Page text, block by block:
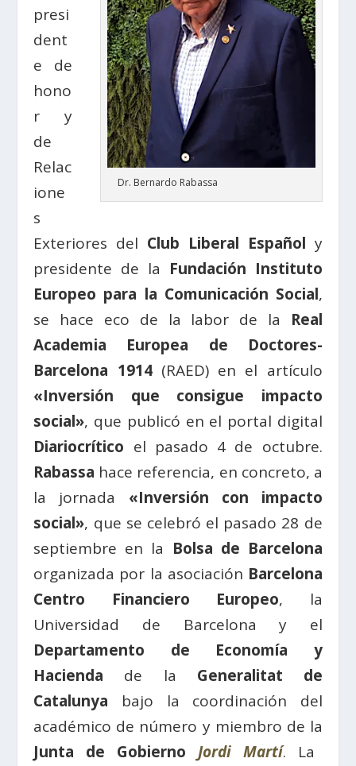
Dr. Bernardo Rabassa
presi
dent
e de
hono
r y
de
Relac
ione
s
Exteriores del Club Liberal Español y
presidente de la Fundación Instituto
Europeo para la Comunicación Social,
se hace eco de la labor de la Real
Academia Europea de Doctores-
Barcelona 1914(RAED) en el artículo
«Inversión que consigue impacto
social», que publicó en el portal digital
Diariocrítico el pasado 4 de octubre.
Rabassa hace referencia, en concreto, a
la jornada «Inversión con impacto
social», que se celebró el pasado 28 de
septiembre en la Bolsa de Barcelona
organizada por la asociación Barcelona
Centro Financiero Europeo, la
Universidad de Barcelona y el
Departamento de Economía y
Hacienda de la Generalitat de
Catalunya bajo la coordinación del
académico de número y miembro de la
Junta de Gobierno
Jordi Martí. La